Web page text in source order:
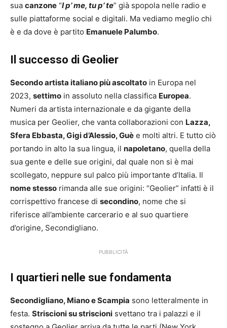
sua canzone “I p’ me, tu p’ te” già spopola nelle radio e
sulle piattaforme social e digitali. Ma vediamo meglio chi
è e da dove è partito Emanuele Palumbo.
Il successo di Geolier
Secondo artista italiano più ascoltato in Europa nel
2023, settimo in assoluto nella classifica Europea.
Numeri da artista internazionale e da gigante della
musica per Geolier, che vanta collaborazioni con Lazza,
Sfera Ebbasta, Gigi d’Alessio, Guè e molti altri. E tutto ciò
portando in alto la sua lingua, il napoletano, quella della
sua gente e delle sue origini, dal quale non si è mai
scollegato, neppure sul palco più importante d’Italia. Il
nome stesso rimanda alle sue origini: “Geolier” infatti è il
corrispettivo francese di secondino, nome che si
riferisce all’ambiente carcerario e al suo quartiere
d’origine, Secondigliano.
PUBBLICITÀ
I quartieri nelle sue fondamenta
Secondigliano, Miano e Scampia sono letteralmente in
festa. Striscioni su striscioni svettano tra i palazzi e il